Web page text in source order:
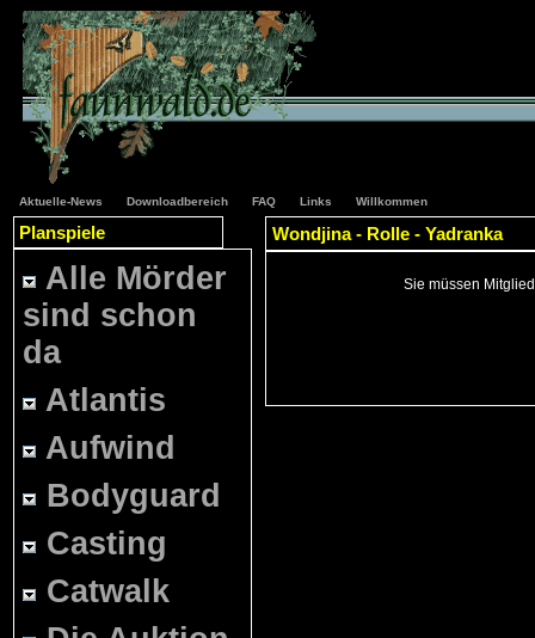
Aktuelle-News Downloadbereich FAQ Links Willkommen
Planspiele
Alle Mörder
sind schon
da
Atlantis
Aufwind
Bodyguard
Casting
Catwalk
Wondjina - Rolle - Yadranka
Sie müssen